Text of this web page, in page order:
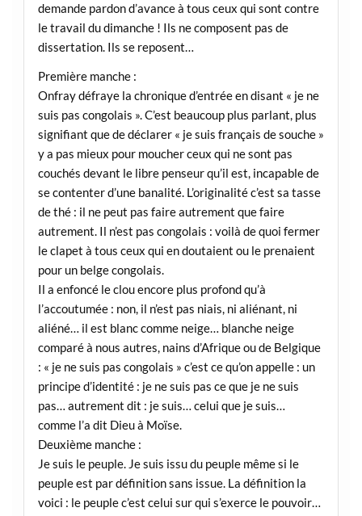
demande pardon d’avance à tous ceux qui sont contre
le travail du dimanche ! Ils ne composent pas de
dissertation. Ils se reposent…
Première manche :
Onfray défraye la chronique d’entrée en disant « je ne
suis pas congolais ». C’est beaucoup plus parlant, plus
signifiant que de déclarer « je suis français de souche »
y a pas mieux pour moucher ceux qui ne sont pas
couchés devant le libre penseur qu’il est, incapable de
se contenter d’une banalité. L’originalité c’est sa tasse
de thé : il ne peut pas faire autrement que faire
autrement. Il n’est pas congolais : voilà de quoi fermer
le clapet à tous ceux qui en doutaient ou le prenaient
pour un belge congolais.
Il a enfoncé le clou encore plus profond qu’à
l’accoutumée : non, il n’est pas niais, ni aliénant, ni
aliéné… il est blanc comme neige… blanche neige
comparé à nous autres, nains d’Afrique ou de Belgique
: « je ne suis pas congolais » c’est ce qu’on appelle : un
principe d’identité : je ne suis pas ce que je ne suis
pas… autrement dit : je suis… celui que je suis…
comme l’a dit Dieu à Moïse.
Deuxième manche :
Je suis le peuple. Je suis issu du peuple même si le
peuple est par définition sans issue. La définition la
voici : le peuple c’est celui sur qui s’exerce le pouvoir…